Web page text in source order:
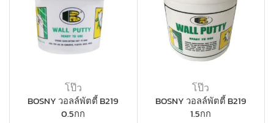
โป๊ว
BOSNY วอลล์พัตตี้ B219
0.5กก
โป๊ว
BOSNY วอลล์พัตตี้ B219
1.5กก